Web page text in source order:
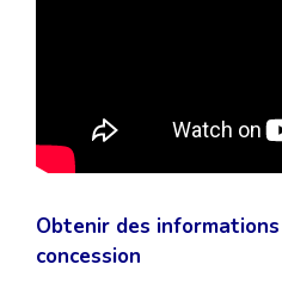
Obtenir des
concession